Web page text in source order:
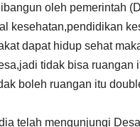
oleh pemerintah
kesehatan,pendidikan
dapat hidup sehat
tidak bisa
boleh ruangan itu
telah mengunjungi